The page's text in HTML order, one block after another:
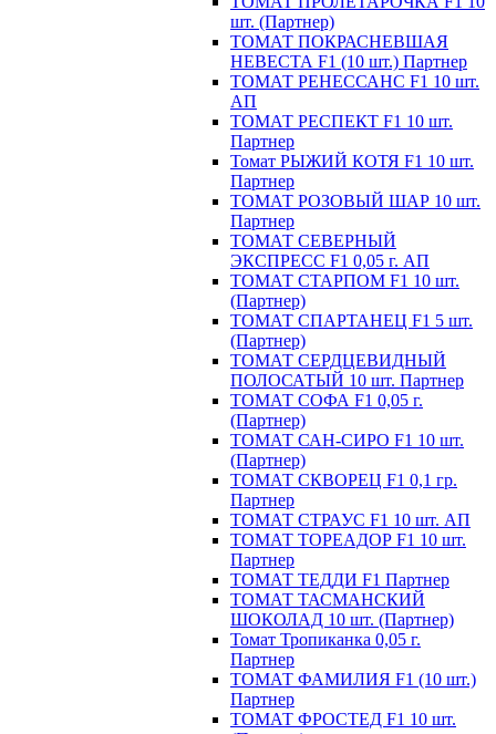
шт. (Партнер)
ТОМАТ ПОКРАСНЕВШАЯ
НЕВЕСТА F1 (10 шт.) Партнер
ТОМАТ РЕНЕССАНС F1 10 шт.
АП
ТОМАТ РЕСПЕКТ F1 10 шт.
Партнер
Томат РЫЖИЙ КОТЯ F1 10 шт.
Партнер
ТОМАТ РОЗОВЫЙ ШАР 10 шт.
Партнер
ТОМАТ СЕВЕРНЫЙ
ЭКСПРЕСС F1 0,05 г. АП
ТОМАТ СТАРПОМ F1 10 шт.
(Партнер)
ТОМАТ СПАРТАНЕЦ F1 5 шт.
(Партнер)
ТОМАТ СЕРДЦЕВИДНЫЙ
ПОЛОСАТЫЙ 10 шт. Партнер
ТОМАТ СОФА F1 0,05 г.
(Партнер)
ТОМАТ САН-СИРО F1 10 шт.
(Партнер)
ТОМАТ СКВОРЕЦ F1 0,1 гр.
Партнер
ТОМАТ СТРАУС F1 10 шт. АП
ТОМАТ ТОРЕАДОР F1 10 шт.
Партнер
ТОМАТ ТЕДДИ F1 Партнер
ТОМАТ ТАСМАНСКИЙ
ШОКОЛАД 10 шт. (Партнер)
Томат Тропиканка 0,05 г.
Партнер
ТОМАТ ФАМИЛИЯ F1 (10 шт.)
Партнер
ТОМАТ ФРОСТЕД F1 10 шт.